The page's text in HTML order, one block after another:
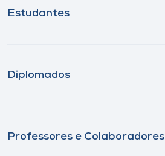
Estudantes
Diplomados
Professores e Colaboradores